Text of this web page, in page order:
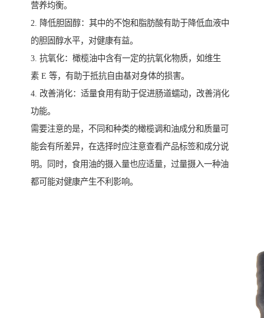
营养均衡。
2. 降低胆固醇：其中的不饱和脂肪酸有助于降低血液中
的胆固醇水平，对健康有益。
3. 抗氧化：橄榄油中含有一定的抗氧化物质，如维生
素 E 等，有助于抵抗自由基对身体的损害。
4. 改善消化：适量食用有助于促进肠道蠕动，改善消化
功能。
需要注意的是，不同和种类的橄榄调和油成分和质量可
能会有所差异，在选择时应注意查看产品标签和成分说
明。同时，食用油的摄入量也应适量，过量摄入一种油
都可能对健康产生不利影响。